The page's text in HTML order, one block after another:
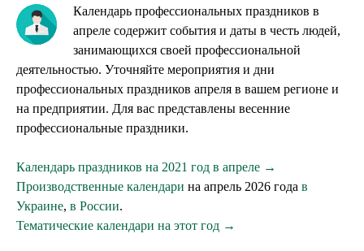
Календарь профессиональных праздников в
апреле содержит события и даты в честь людей,
занимающихся своей профессиональной
деятельностью. Уточняйте мероприятия и дни
профессиональных праздников апреля в вашем регионе и
на предприятии. Для вас представлены весенние
профессиональные праздники.
Календарь праздников на 2021 год в апреле →
Производственные календари на апрель 2026 года в
Украине, в России.
Тематические календари на этот год →